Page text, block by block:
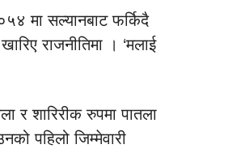
मा सल्यानबाट फर्किदै
राजनीतिमा । ‘मलाई
र शारिरीक रुपमा पातला
पहिलो जिम्मेवारी